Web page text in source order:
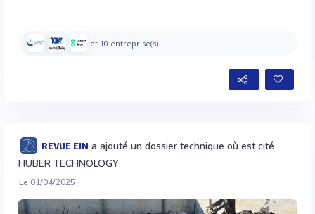
et 10 entreprise(s)
REVUE EIN a ajouté un dossier technique où est cité
HUBER TECHNOLOGY
Le 01/04/2025